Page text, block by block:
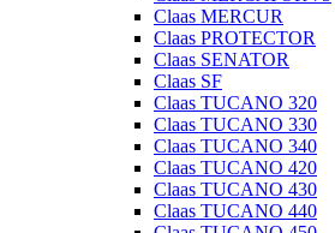
Claas MERCUR
Claas PROTECTOR
Claas SENATOR
Claas SF
Claas TUCANO 320
Claas TUCANO 330
Claas TUCANO 340
Claas TUCANO 420
Claas TUCANO 430
Claas TUCANO 440